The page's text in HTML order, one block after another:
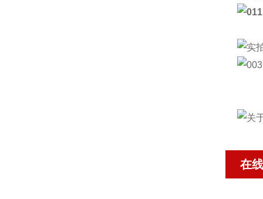
在